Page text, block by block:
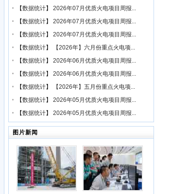
【数据统计】 2026年07月优质火电项目周报...
【数据统计】 2026年07月优质火电项目周报...
【数据统计】 2026年07月优质火电项目周报...
【数据统计】
【2026年】六月份重点火电项...
【数据统计】 2026年06月优质火电项目周报...
【数据统计】 2026年06月优质火电项目周报...
【数据统计】
【2026年】五月份重点火电项...
【数据统计】 2026年05月优质火电项目周报...
【数据统计】 2026年05月优质火电项目周报...
图片新闻